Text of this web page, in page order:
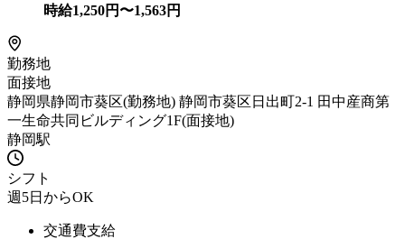
時給1,250円〜1,563円
勤務地
面接地
静岡県静岡市葵区(勤務地) 静岡市葵区日出町2-1 田中産商第
一生命共同ビルディング1F(面接地)
静岡駅
シフト
週5日からOK
交通費支給